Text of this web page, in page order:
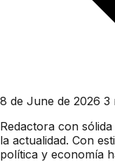
8 de June de 2026 3
Redactora con
la actualidad. Con
política y economía